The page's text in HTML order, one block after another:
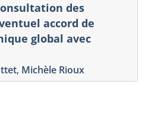
des
accord de
global avec
, Michèle Rioux